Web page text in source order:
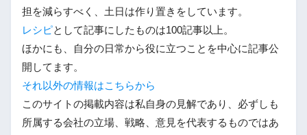
担を減らすべく、土日は作り置きをしています。
レシピとして記事にしたものは100記事以上。
ほかにも、自分の日常から役に立つことを中心に記事公
開してます。
それ以外の情報はこちらから
このサイトの掲載内容は私自身の見解であり、必ずしも
所属する会社の立場、戦略、意見を代表するものではあ